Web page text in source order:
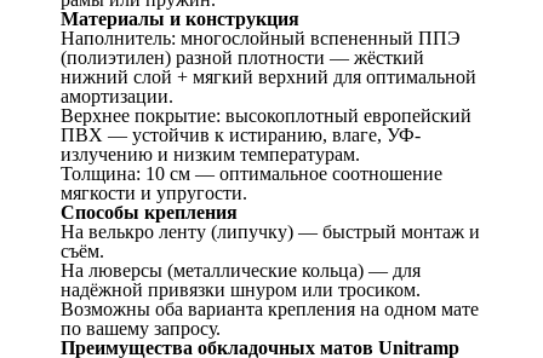
Материалы и конструкция
Наполнитель: многослойный вспененный ППЭ
(полиэтилен) разной плотности — жёсткий
нижний слой + мягкий верхний для оптимальной
амортизации.
Верхнее покрытие: высокоплотный европейский
ПВХ — устойчив к истиранию, влаге, УФ-
излучению и низким температурам.
Толщина: 10 см — оптимальное соотношение
мягкости и упругости.
Способы крепления
На велькро ленту (липучку) — быстрый монтаж и
съём.
На люверсы (металлические кольца) — для
надёжной привязки шнуром или тросиком.
Возможны оба варианта крепления на одном мате
по вашему запросу.
Преимущества обкладочных матов Unitramp